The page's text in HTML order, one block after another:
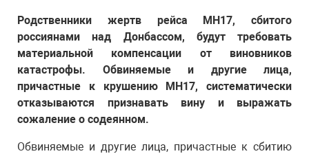
Родственники жертв рейса MH17, сбитого
россиянами над Донбассом, будут требовать
материальной компенсации от виновников
катастрофы. Обвиняемые и другие лица,
причастные к крушению MH17, систематически
отказываются признавать вину и выражать
сожаление о содеянном.
Обвиняемые и другие лица, причастные к сбитию